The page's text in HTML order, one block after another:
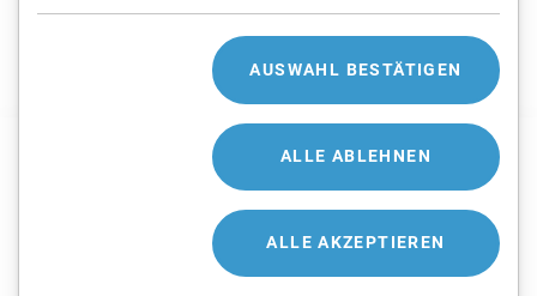
RECHTLICHE HINWEISE
DATENSCHUTZ
ja
AUSWAHL BESTÄTIGEN
ALLE ABLEHNEN
ALLE AKZEPTIEREN